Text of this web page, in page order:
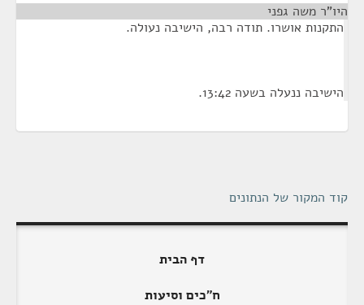
היו"ר משה גפני
התקנות אושרו. תודה רבה, הישיבה נעולה.
הישיבה ננעלה בשעה 13:42.
קוד המקור של הנתונים
דף הבית
ח"כים וסיעות